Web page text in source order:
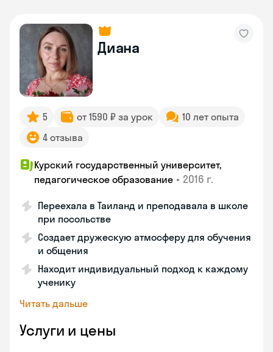
Диана
5 от 1590 ₽ за урок
10 лет опыта
4 отзыва
Курский государственный университет,
педагогическое образование • 2016 г.
Переехала в Таиланд и преподавала в школе
при посольстве
Создает дружескую атмосферу для обучения
и общения
Находит индивидуальный подход к каждому
ученику
Читать дальше
Услуги и цены